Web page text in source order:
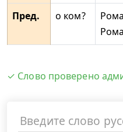
Пред. о ком?
✓ Слово проверено